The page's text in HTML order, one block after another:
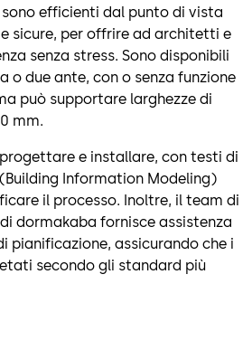
efficienti dal punto di vista
sicure, per offrire ad architetti e
senza stress. Sono disponibili
o due ante, con o senza funzione
può supportare larghezze di
mm.
e installare, con testi di
Information Modeling)
il processo. Inoltre, il team di
dormakaba fornisce assistenza
pianificazione, assicurando che i
secondo gli standard più